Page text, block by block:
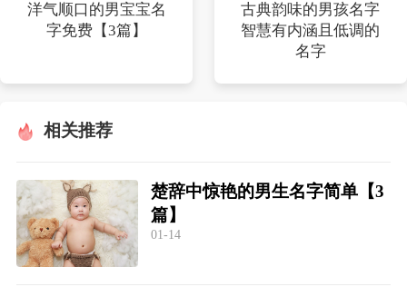
洋气顺口的男宝宝名
字免费【3篇】
古典韵味的男孩名字
智慧有内涵且低调的
名字
相关推荐
楚辞中惊艳的男生名字简单【3
篇】
01-14